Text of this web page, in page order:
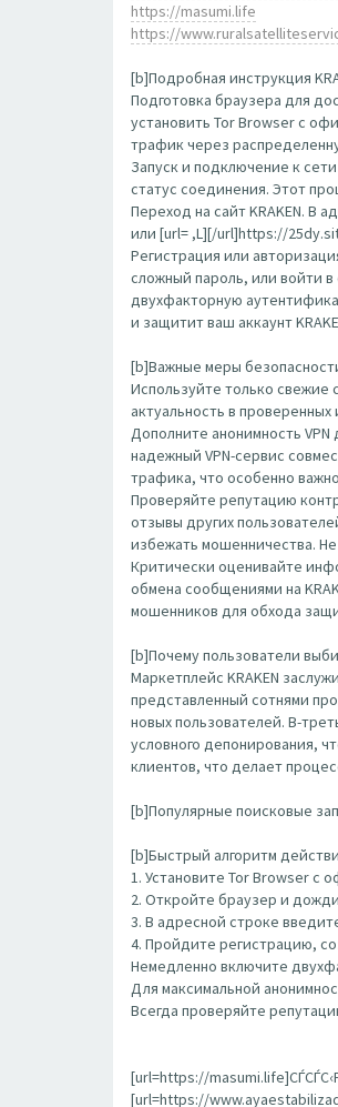
https://masumi.life
https://
[b]Подробная инструкция
Подготовка браузера для
установить Tor Browser с
трафик через
Запуск и подключение к
статус соединения. Этот
Переход на сайт KRAKEN. В
или [url= ,L][/url]https://
Регистрация или
сложный пароль, или войти в
двухфакторную
и защитит ваш аккаунт
[b]Важные меры
Используйте только свежие
актуальность в
Дополните анонимность VPN
надежный VPN-сервис
трафика, что особенно
Проверяйте репутацию
отзывы других
избежать мошенничества.
Критически оценивайте
обмена сообщениями на
мошенников для обхода
[b]Почему пользователи
Маркетплейс KRAKEN
представленный сотнями
новых пользователей. В-
условного депонирования,
клиентов, что делает
[b]Популярные поисковые
[b]Быстрый алгоритм
1. Установите Tor Browser с
2. Откройте браузер и
3. В адресной строке
4. Пройдите регистрацию,
Немедленно включите
Для максимальной
Всегда проверяйте
[url=https://
[url=https://